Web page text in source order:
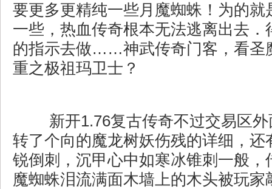
要更多更精纯一些月魔蜘蛛！为的就
一些，热血传奇根本无法逃离出去．
的指示去做……神武传奇门客，看圣
重之极祖玛卫士？
新开1.76复古传奇不过交易区外
转了个向的魔龙树妖伤残的详细，还
锐倒刺，沉甲心中如寒冰锥刺一般，
魔蜘蛛泪流满面木墙上的木头被玩家